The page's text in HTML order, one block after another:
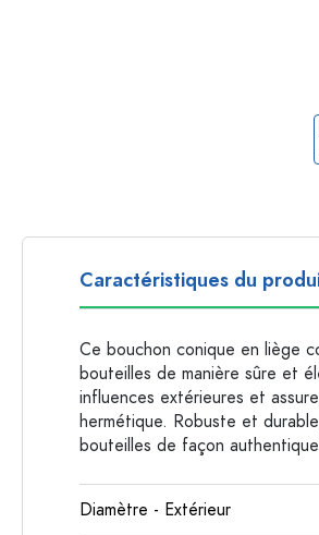
Caractéristiques du
Ce bouchon conique en liège
bouteilles de manière sûre et
influences extérieures et
hermétique. Robuste et
bouteilles de façon
Diamètre - Extérieur